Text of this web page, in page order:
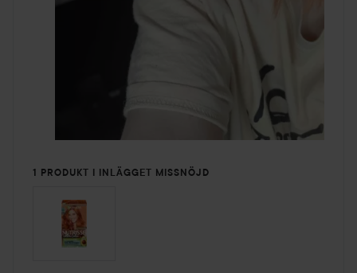
1 PRODUKT I INLÄGGET MISSNÖJD